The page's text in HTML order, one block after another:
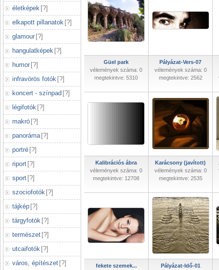
életképek [?]
elkapott pillanatok [?]
glamour [?]
hangulatképek [?]
humor [?]
infravörös fotók [?]
koncert - színpad [?]
légifotók [?]
makró [?]
panoráma [?]
portré [?]
riport [?]
sport [?]
szociofotók [?]
tájkép [?]
tárgyfotók [?]
természet [?]
utcaifotók [?]
város, építészet [?]
Güel park
vélemények száma: 0
megtekintve: 5310
Pályázat-Vers-07
vélemények száma: 0
megtekintve: 2562
Kalibrációs ábra
vélemények száma: 0
megtekintve: 12708
Karácsony (javított)
vélemények száma: 0
megtekintve: 2535
fekete szemek...
Pályázat-Idő-01